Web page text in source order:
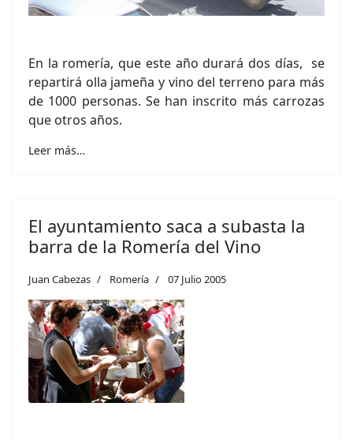
En la romería, que este año durará dos días, se
repartirá olla jameña y vino del terreno para más
de 1000 personas. Se han inscrito más carrozas
que otros años.
Leer más…
El ayuntamiento saca a subasta la
barra de la Romería del Vino
Juan Cabezas Romería 07 Julio 2005